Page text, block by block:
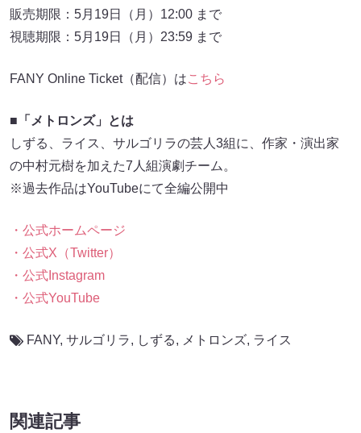
販売期限：5月19日（月）12:00 まで
視聴期限：5月19日（月）23:59 まで
FANY Online Ticket（配信）はこちら
■「メトロンズ」とは
しずる、ライス、サルゴリラの芸人3組に、作家・演出家
の中村元樹を加えた7人組演劇チーム。
※過去作品はYouTubeにて全編公開中
・公式ホームページ
・公式X（Twitter）
・公式Instagram
・公式YouTube
FANY, サルゴリラ, しずる, メトロンズ, ライス
関連記事